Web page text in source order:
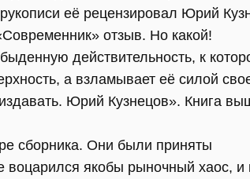
её рецензировал Юрий
отзыв. Но какой!
действительность, к
а взламывает её силой
Юрий Кузнецов». Книга
сборника. Они были приняты
воцарился якобы рыночный хаос, и